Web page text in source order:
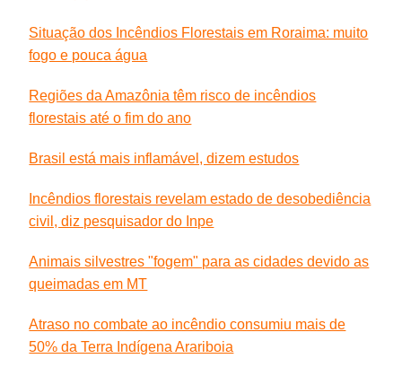
Situação dos Incêndios Florestais em Roraima: muito
fogo e pouca água
Regiões da Amazônia têm risco de incêndios
florestais até o fim do ano
Brasil está mais inflamável, dizem estudos
Incêndios florestais revelam estado de desobediência
civil, diz pesquisador do Inpe
Animais silvestres "fogem" para as cidades devido as
queimadas em MT
Atraso no combate ao incêndio consumiu mais de
50% da Terra Indígena Arariboia